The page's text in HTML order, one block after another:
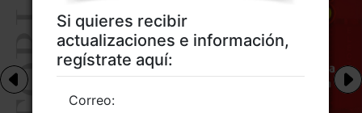
Si quieres recibir
actualizaciones e información,
regístrate aquí:
Correo: